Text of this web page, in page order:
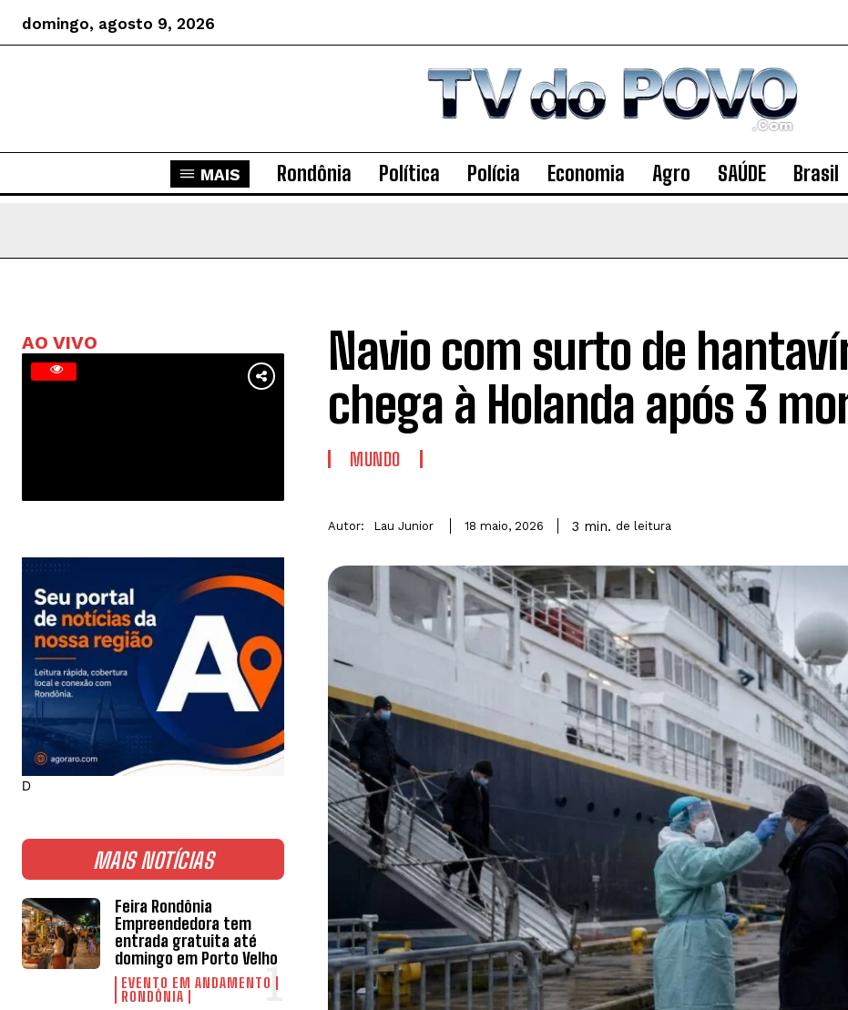
domingo, agosto 9, 2026
MAIS Rondônia Política Polícia Economia Agro SAÚDE Brasil
AO VIVO
D
MAIS NOTÍCIAS
Feira Rondônia
Empreendedora tem
entrada gratuita até
domingo em Porto Velho
EVENTO EM ANDAMENTO
RONDÔNIA
Navio com surto de
chega à Holanda após 3
MUNDO
Autor: Lau Junior 18 maio, 2026 3 min. de leitura